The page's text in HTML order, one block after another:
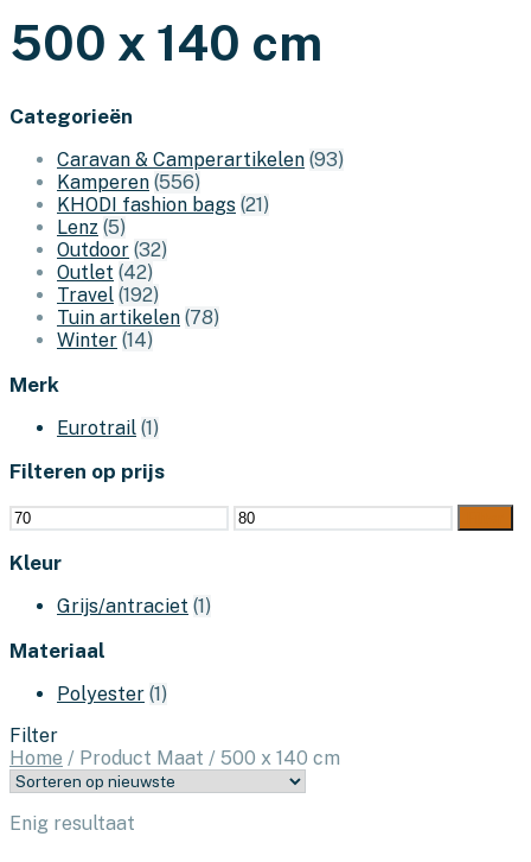
500 x 140 cm
Categorieën
Caravan & Camperartikelen (93)
Kamperen (556)
KHODI fashion bags (21)
Lenz (5)
Outdoor (32)
Outlet (42)
Travel (192)
Tuin artikelen (78)
Winter (14)
Merk
Eurotrail (1)
Filteren op prijs
Min.
prijs
Max.
prijs
Kleur
Grijs/antraciet (1)
Materiaal
Polyester (1)
Filter
Home / Product Maat / 500 x 140 cm
Enig resultaat